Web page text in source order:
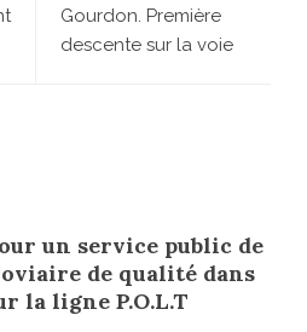
Gourdon. Première
descente sur la voie
un service public de
de qualité dans
la ligne P.O.L.T